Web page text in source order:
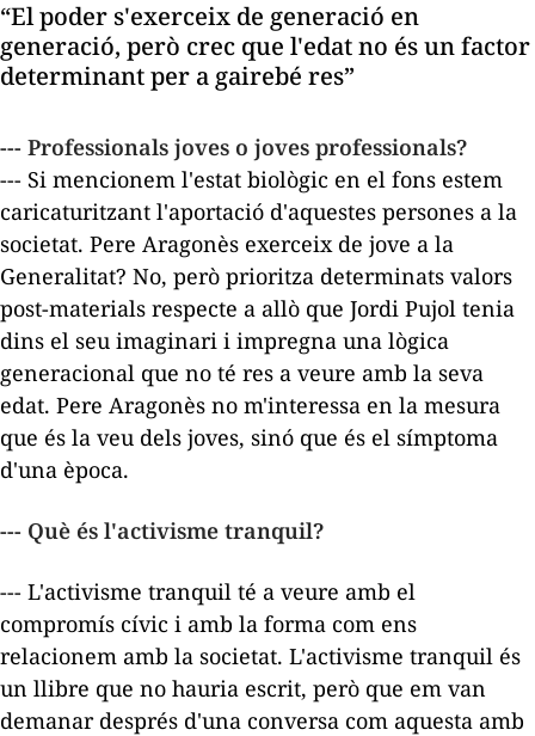
“El poder s'exerceix de generació en
generació, però crec que l'edat no és un factor
determinant per a gairebé res”
--- Professionals joves o joves professionals?
--- Si mencionem l'estat biològic en el fons estem
caricaturitzant l'aportació d'aquestes persones a la
societat. Pere Aragonès exerceix de jove a la
Generalitat? No, però prioritza determinats valors
post-materials respecte a allò que Jordi Pujol tenia
dins el seu imaginari i impregna una lògica
generacional que no té res a veure amb la seva
edat. Pere Aragonès no m'interessa en la mesura
que és la veu dels joves, sinó que és el símptoma
d'una època.
--- Què és l'activisme tranquil?
--- L'activisme tranquil té a veure amb el
compromís cívic i amb la forma com ens
relacionem amb la societat. L'activisme tranquil és
un llibre que no hauria escrit, però que em van
demanar després d'una conversa com aquesta amb